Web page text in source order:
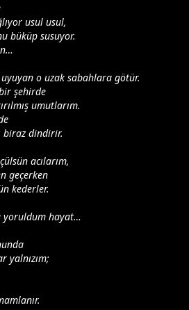
usul usul,
büküp susuyor.
o uzak sabahlara götür.
şehirde
umutlarım.
biraz dindirir.
acılarım,
geçerken
kederler.
yoruldum hayat…
yalnızım;